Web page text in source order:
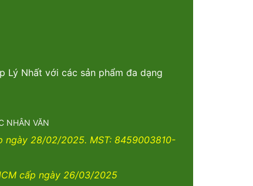
Lý Nhất với các sản phẩm đa dạng
NHÂN VĂN
ngày 28/02/2025. MST: 8459003810-
cấp ngày 26/03/2025